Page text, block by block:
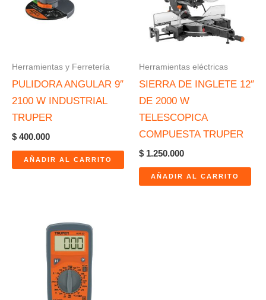
Herramientas y Ferretería
PULIDORA ANGULAR 9″
2100 W INDUSTRIAL
TRUPER
$ 400.000
AÑADIR AL CARRITO
Herramientas eléctricas
SIERRA DE INGLETE 12″
DE 2000 W
TELESCOPICA
COMPUESTA TRUPER
$ 1.250.000
AÑADIR AL CARRITO